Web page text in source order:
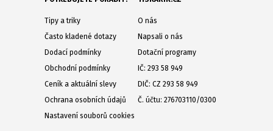
Tipy a triky
Často kladené dotazy
Dodací podmínky
Obchodní podmínky
Ceník a aktuální slevy
Ochrana osobních údajů
Nastavení souborů cookies
O nás
Napsali o nás
Dotační programy
IČ: 293 58 949
DIČ: CZ 293 58 949
Č. účtu: 276703110/0300